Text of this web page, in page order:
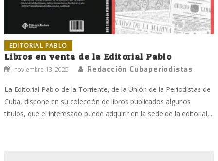
EDITORIAL PABLO
Libros en venta de la Editorial Pablo
noviembre 13, 2025 Redacción Cubaperiodistas
La Editorial Pablo de la Torriente, de la Unión de la Periodistas de
Cuba, dispone en su colección de libros publicados algunos
títulos, que el interesado puede adquirir en la sede de la editorial,...